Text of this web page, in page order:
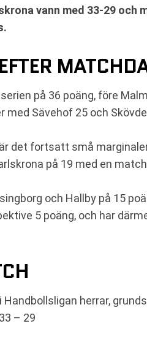
vann med 33-29 och
på 36 poäng, före
Sävehof 25 och
det fortsatt små
på 19 med en
och Hallby på 15
5 poäng, och har
herrar,
– 29